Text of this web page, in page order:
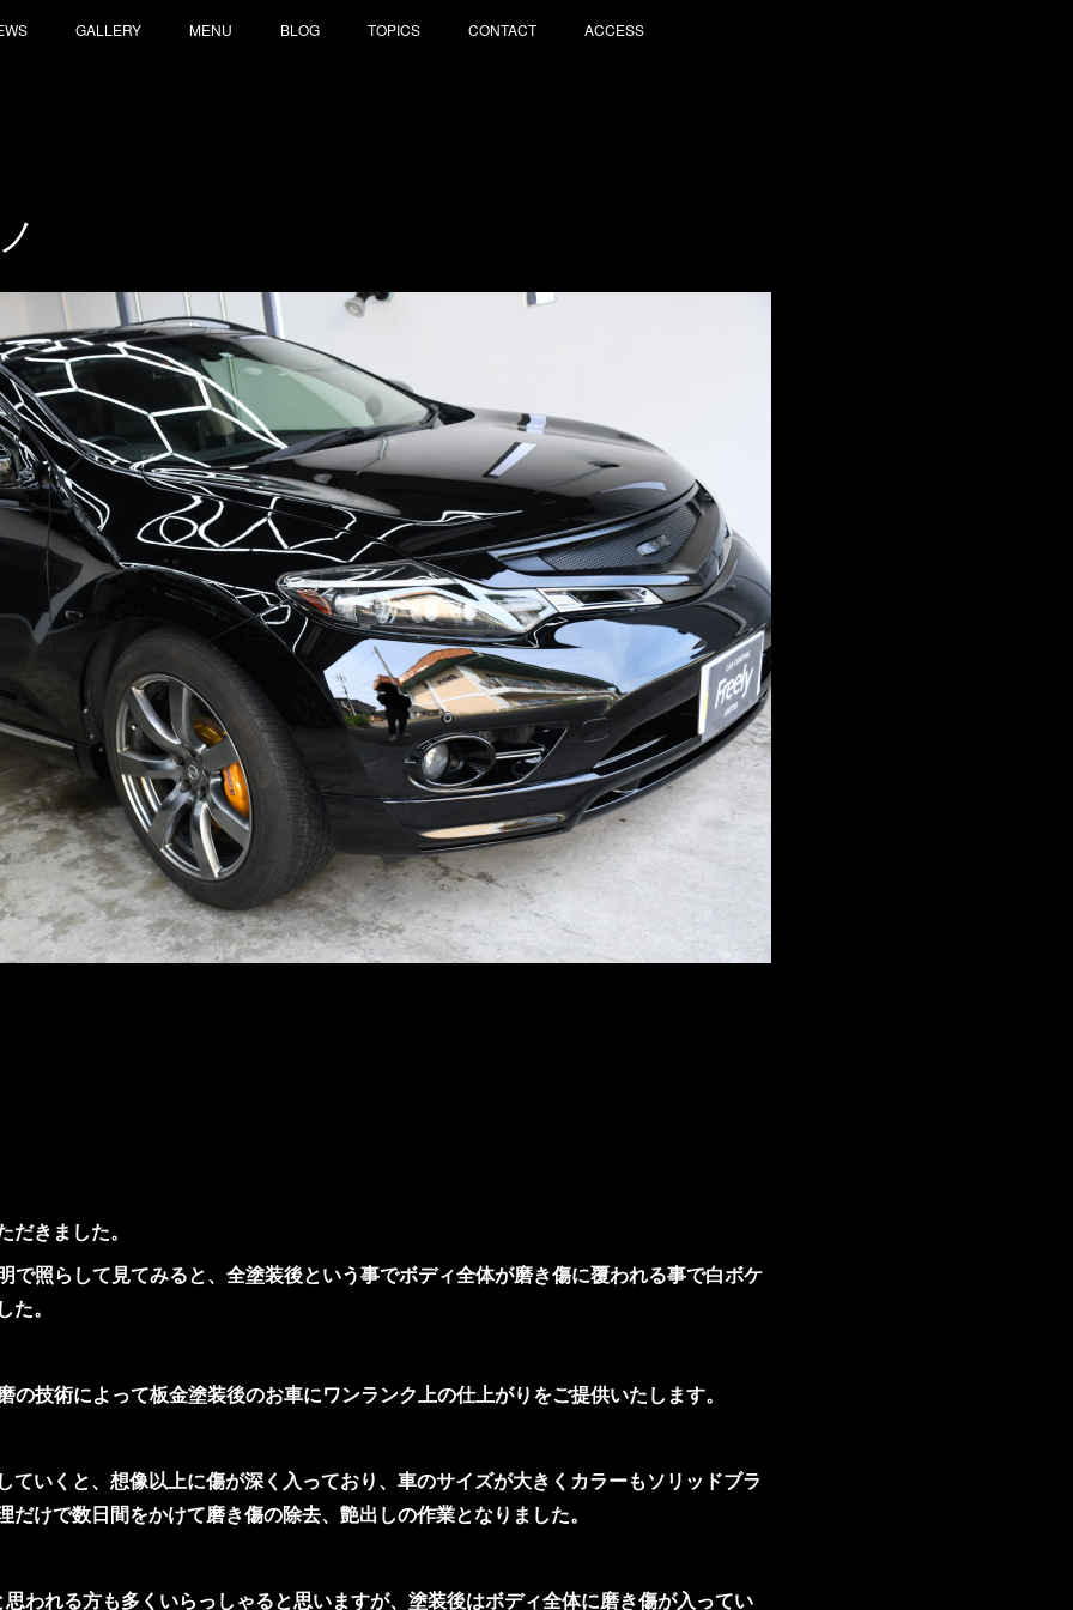
GALLERY MENU BLOG TOPICS CONTACT ACCESS
きました。
で照らして見てみると、全塗装後という事でボディ全体が磨き傷に覆われる事で白ボケ
。
の技術によって板金塗装後のお車にワンランク上の仕上がりをご提供いたします。
ていくと、想像以上に傷が深く入っており、車のサイズが大きくカラーもソリッドブラ
だけで数日間をかけて磨き傷の除去、艶出しの作業となりました。
われる方も多くいらっしゃると思いますが、塗装後はボディ全体に磨き傷が入ってい